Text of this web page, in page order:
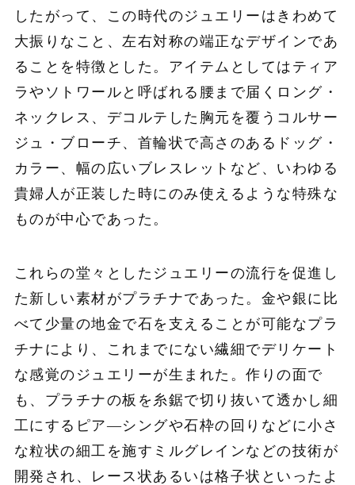
したがって、この時代のジュエリーはきわめて
大振りなこと、左右対称の端正なデザインであ
ることを特徴とした。アイテムとしてはティア
ラやソトワールと呼ばれる腰まで届くロング・
ネックレス、デコルテした胸元を覆うコルサー
ジュ・ブローチ、首輪状で高さのあるドッグ・
カラー、幅の広いブレスレットなど、いわゆる
貴婦人が正装した時にのみ使えるような特殊な
ものが中心であった。
これらの堂々としたジュエリーの流行を促進し
た新しい素材がプラチナであった。金や銀に比
べて少量の地金で石を支えることが可能なプラ
チナにより、これまでにない繊細でデリケート
な感覚のジュエリーが生まれた。作りの面で
も、プラチナの板を糸鋸で切り抜いて透かし細
工にするピア―シングや石枠の回りなどに小さ
な粒状の細工を施すミルグレインなどの技術が
開発され、レース状あるいは格子状といったよ